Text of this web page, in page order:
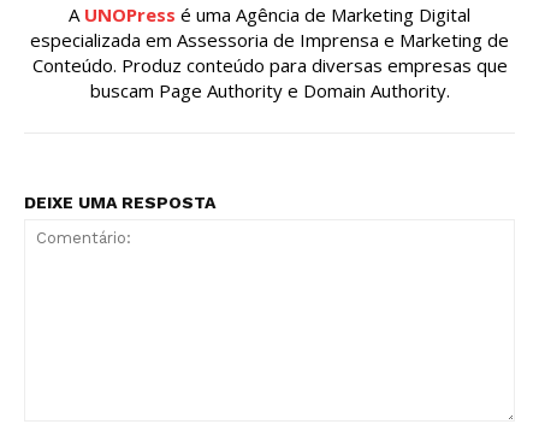
A UNOPress é uma Agência de Marketing Digital
especializada em Assessoria de Imprensa e Marketing de
Conteúdo. Produz conteúdo para diversas empresas que
buscam Page Authority e Domain Authority.
DEIXE UMA RESPOSTA